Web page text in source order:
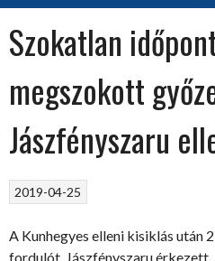
Szokatlan
megszokott
Jászfényszaru
2019-04-25
A Kunhegyes elleni kisiklás után
fordulót. Jászfényszaru érkezett.